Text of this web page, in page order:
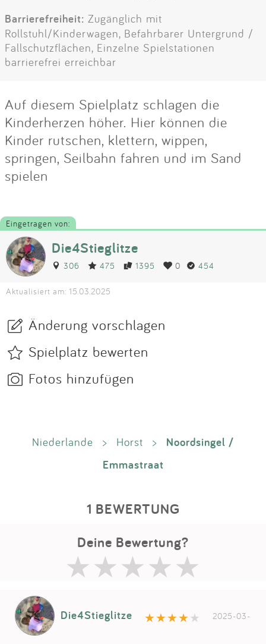
Barrierefreiheit: Zugänglich mit
Rollstuhl/Kinderwagen, Befahrbarer Untergrund /
Fallschutzflächen, Einzelne Spielstationen
barrierefrei erreichbar
Auf diesem Spielplatz schlagen die
Kinderherzen höher. Hier können die
Kinder rutschen, klettern, wippen,
springen, Seilbahn fahren und im Sand
spielen
Eingetragen von:
Die4Stieglitze
306 475 1395 0 454
Aktualisiert am: 15.03.2025
Änderung vorschlagen
Spielplatz bewerten
Fotos hinzufügen
Niederlande > Horst >
Noordsingel /
Emmastraat
1 BEWERTUNG
Deine Bewertung?
Die4Stieglitze 2025-03-